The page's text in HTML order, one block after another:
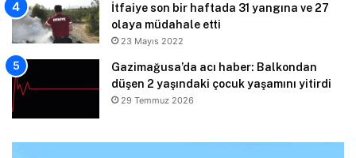
İtfaiye son bir haftada 31 yangına ve 27
olaya müdahale etti
23 Mayıs 2022
Gazimağusa’da acı haber: Balkondan
düşen 2 yaşındaki çocuk yaşamını yitirdi
29 Temmuz 2026